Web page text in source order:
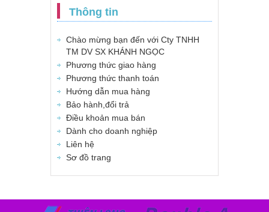
Thông tin
Chào mừng bạn đến với Cty TNHH
TM DV SX KHÁNH NGỌC
Phương thức giao hàng
Phương thức thanh toán
Hướng dẫn mua hàng
Bảo hành,đổi trả
Điều khoản mua bán
Dành cho doanh nghiệp
Liên hệ
Sơ đồ trang